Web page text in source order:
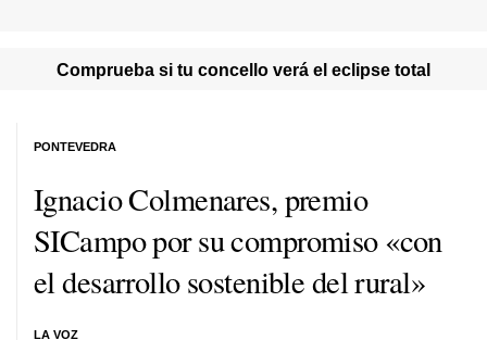
Comprueba si tu concello verá el eclipse total
Ignacio Colmenares, premio
SICampo por su compromiso «con
el desarrollo sostenible del rural»
LA VOZ
PONTEVEDRA